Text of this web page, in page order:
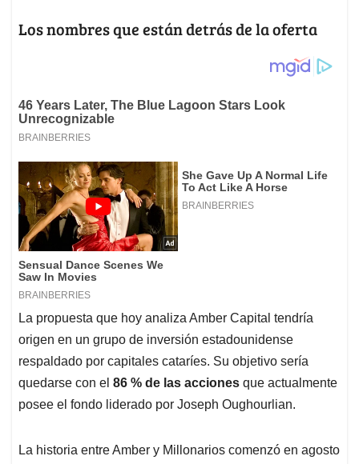
Los nombres que están detrás de la oferta
La propuesta que hoy analiza Amber Capital tendría
origen en un grupo de inversión estadounidense
respaldado por capitales cataríes. Su objetivo sería
quedarse con el 86 % de las acciones que actualmente
posee el fondo liderado por Joseph Oughourlian.
La historia entre Amber y Millonarios comenzó en agosto